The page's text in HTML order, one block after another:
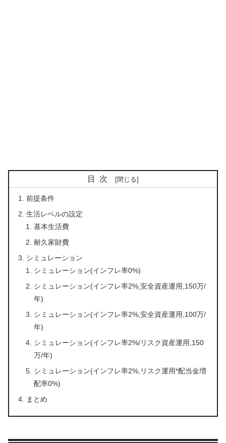
目次
前提条件
生活レベルの設定
基本生活費
耐久家財費
シミュレーション
シミュレーション(インフレ率0%)
シミュレーション(インフレ率2%,安全資産運用,150万/
年)
シミュレーション(インフレ率2%,安全資産運用,100万/
年)
シミュレーション(インフレ率2%/リスク資産運用,150
万/年)
シミュレーション(インフレ率2%,リスク運用*配当金増
配率0%)
まとめ